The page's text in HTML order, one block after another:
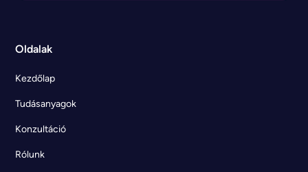
Oldalak
Kezdőlap
Tudásanyagok
Konzultáció
Rólunk